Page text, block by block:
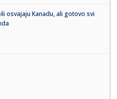
osvajaju Kanadu, ali gotovo svi